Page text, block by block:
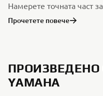
Намерете точната част
Прочетете повече
ПРОИЗВЕДЕНО
YAMAHA